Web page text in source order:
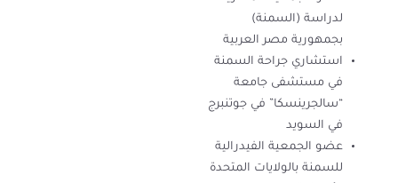
لدراسة (السمنة)
بجمهورية مصر العربية
استشاري جراحة السمنة
في مستشفى جامعة
“سالجرينسكا” في جوتنبرج
في السويد
عضو الجمعية الفيدرالية
للسمنة بالولايات المتحدة